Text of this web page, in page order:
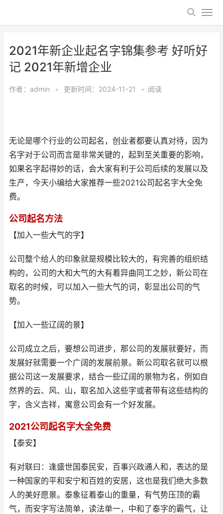
2021年新企业起名字锦集参考 好听好
记 2021年新增企业
作者： admin • 更新时间：2024-11-21 • 阅读
无论是哪个行业的公司起名，创业者都要认真对待，因为
名字对于公司而言是非常关键的，起到至关重要的影响，
如果名字起得妙的话，会大家有利于公司后续的发展以及
生产，今天小编给大家推荐一些2021公司起名字大全免
费。
公司起名方法
【加入一些大气的字】
公司整个给人的印象就是规模比较大的，有完善的组织结
构的，公司的大和大气的大有着异曲同工之妙，新公司在
取名的时候，可以加入一些大气的词，彰显出公司的气
势。
【加入一些辽阔的景】
公司成立之后，要想公司进步，那公司的发展就要好，而
发展好就需要一个广阔的发展前景。新公司取名就可以根
据公司这一发展要求，结合一些辽阔的景物为名，例如自
然界的云、风、山，取名加入这些字或者带有这些结构的
字，含义吉祥，寓意公司会有一个好发展。
2021公司起名字大全免费
【泰安】
有对联曰：逢盛世国泰民安，百事兴政通人和，表达的是
一种国家的平和安宁和百姓的安居，这也是我们绝大多数
人的美好愿景。泰象征着泰山的重量，有气势压顶的霸
气，而安字写法简单，读法单一，中和了泰字的霸气，让